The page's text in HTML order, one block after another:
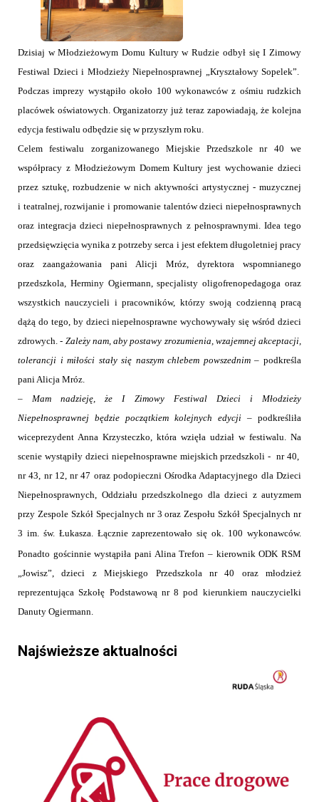
Dzisiaj w Młodzieżowym Domu Kultury w Rudzie odbył się I Zimowy
Festiwal Dzieci i Młodzieży Niepełnosprawnej „Kryształowy Sopelek”.
Podczas imprezy wystąpiło około 100 wykonawców z ośmiu rudzkich
placówek oświatowych. Organizatorzy już teraz zapowiadają, że kolejna
edycja festiwalu odbędzie się w przyszłym roku.
Celem festiwalu zorganizowanego Miejskie Przedszkole nr 40 we
współpracy z Młodzieżowym Domem Kultury jest wychowanie dzieci
przez sztukę, rozbudzenie w nich aktywności artystycznej - muzycznej
i teatralnej, rozwijanie i promowanie talentów dzieci niepełnosprawnych
oraz integracja dzieci niepełnosprawnych z pełnosprawnymi. Idea tego
przedsięwzięcia wynika z potrzeby serca i jest efektem długoletniej pracy
oraz zaangażowania pani Alicji Mróz, dyrektora wspomnianego
przedszkola, Herminy Ogiermann, specjalisty oligofrenopedagoga oraz
wszystkich nauczycieli i pracowników, którzy swoją codzienną pracą
dążą do tego, by dzieci niepełnosprawne wychowywały się wśród dzieci
zdrowych. - Zależy nam, aby postawy zrozumienia, wzajemnej akceptacji,
tolerancji i miłości stały się naszym chlebem powszednim– podkreśla
pani Alicja Mróz.
–Mam nadzieję, że I Zimowy Festiwal Dzieci i Młodzieży
Niepełnosprawnej będzie początkiem kolejnych edycji – podkreśliła
wiceprezydent Anna Krzysteczko, która wzięła udział w festiwalu. Na
scenie wystąpiły dzieci niepełnosprawne miejskich przedszkoli - nr 40,
nr 43, nr 12, nr 47 oraz podopieczni Ośrodka Adaptacyjnego dla Dzieci
Niepełnosprawnych, Oddziału przedszkolnego dla dzieci z autyzmem
przy Zespole Szkół Specjalnych nr 3 oraz Zespołu Szkół Specjalnych nr
3 im. św. Łukasza. Łącznie zaprezentowało się ok. 100 wykonawców.
Ponadto gościnnie wystąpiła pani Alina Trefon – kierownik ODK RSM
„Jowisz”, dzieci z Miejskiego Przedszkola nr 40 oraz młodzież
reprezentująca Szkołę Podstawową nr 8 pod kierunkiem nauczycielki
Danuty Ogiermann.
Najświeższe aktualności